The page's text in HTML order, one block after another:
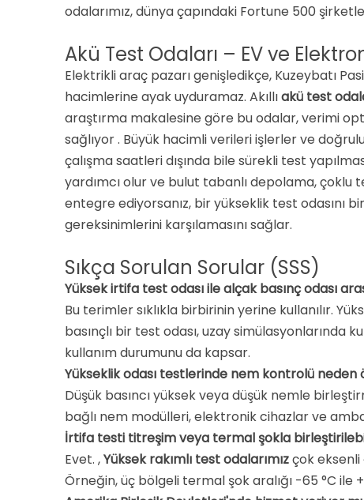
odalarımız, dünya çapındaki Fortune 500
Akü Test Odaları – EV ve
Elektrikli araç pazarı genişledikçe, Kuzeybatı
hacimlerine ayak uyduramaz. Akıllıakü test
araştırma makalesine göre bu odalar, verimi
sağlıyor. Büyük hacimli verileri işlerler ve
çalışma saatleri dışında bile sürekli test
yardımcı olurve bulut tabanlı depolama, çoklu
entegre ediyorsanız, bir yükseklik test odasını
gereksinimlerini karşılamasını sağlar.
Sıkça Sorulan Sorular (SSS)
Yüksek irtifa test odası ile alçak basınç odası
Bu terimler sıklıkla birbirinin yerine kullanılır.
basınçlı bir test odası, uzay simülasyonlarında
kullanım durumunu da kapsar.
Yükseklik odası testlerinde nem kontrolü neden
Düşük basıncı yüksek veya düşük nemle
bağlı nem modülleri, elektronik cihazlar ve
İrtifa testi titreşim veya termal şokla
Evet. ,Yüksek rakımlı test odalarımızçok
Örneğin, üç bölgeli termal şok aralığı -65 °C ile